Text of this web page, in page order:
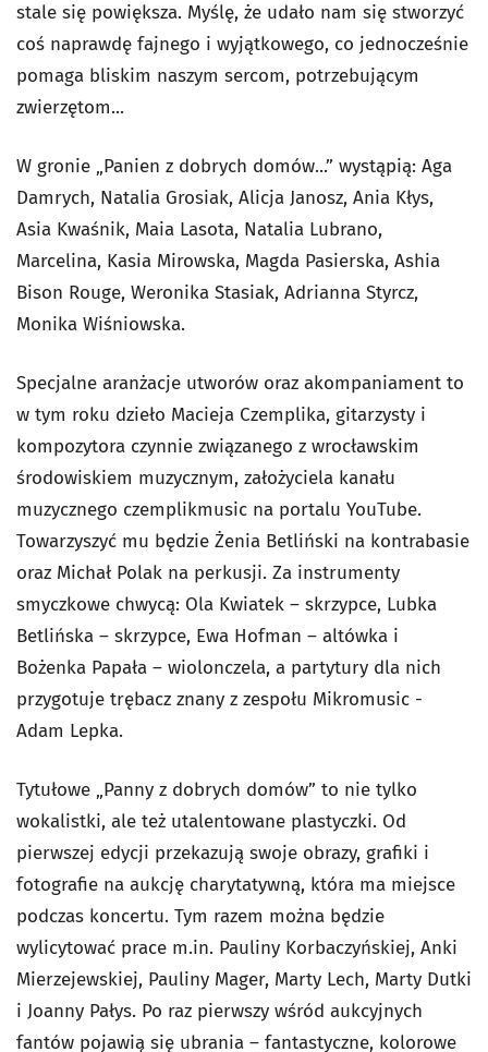
stale się powiększa. Myślę, że udało nam się stworzyć
coś naprawdę fajnego i wyjątkowego, co jednocześnie
pomaga bliskim naszym sercom, potrzebującym
zwierzętom...
W gronie „Panien z dobrych domów...” wystąpią: Aga
Damrych, Natalia Grosiak, Alicja Janosz, Ania Kłys,
Asia Kwaśnik, Maia Lasota, Natalia Lubrano,
Marcelina, Kasia Mirowska, Magda Pasierska, Ashia
Bison Rouge, Weronika Stasiak, Adrianna Styrcz,
Monika Wiśniowska.
Specjalne aranżacje utworów oraz akompaniament to
w tym roku dzieło Macieja Czemplika, gitarzysty i
kompozytora czynnie związanego z wrocławskim
środowiskiem muzycznym, założyciela kanału
muzycznego czemplikmusic na portalu YouTube.
Towarzyszyć mu będzie Żenia Betliński na kontrabasie
oraz Michał Polak na perkusji. Za instrumenty
smyczkowe chwycą: Ola Kwiatek – skrzypce, Lubka
Betlińska – skrzypce, Ewa Hofman – altówka i
Bożenka Papała – wiolonczela, a partytury dla nich
przygotuje trębacz znany z zespołu Mikromusic -
Adam Lepka.
Tytułowe „Panny z dobrych domów” to nie tylko
wokalistki, ale też utalentowane plastyczki. Od
pierwszej edycji przekazują swoje obrazy, grafiki i
fotografie na aukcję charytatywną, która ma miejsce
podczas koncertu. Tym razem można będzie
wylicytować prace m.in. Pauliny Korbaczyńskiej, Anki
Mierzejewskiej, Pauliny Mager, Marty Lech, Marty Dutki
i Joanny Pałys. Po raz pierwszy wśród aukcyjnych
fantów pojawią się ubrania – fantastyczne, kolorowe